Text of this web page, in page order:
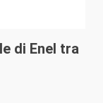
di Enel tra